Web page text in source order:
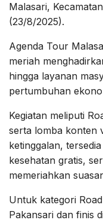
Malasari,
(23/8/2025).
Agenda Tour
meriah
hingga layanan
pertumbuhan
Kegiatan meliputi
serta lomba konten
ketinggalan,
kesehatan gratis,
memeriahkan
Untuk kategori
Pakansari dan finis